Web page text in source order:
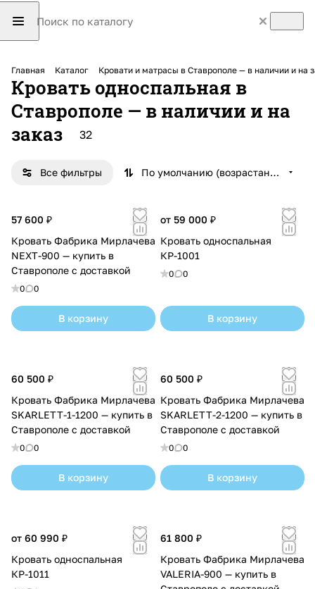
Главная Каталог Кровати и матрасы в Ставрополе — в наличии и на
Кровать односпальная в
Ставрополе — в наличии и на
заказ
32
Все фильтры По умолчанию (возрастание)
57 600 ₽
Кровать Фабрика Мирлачева
NEXT-900 — купить в
Ставрополе с доставкой
0 0
В корзину
от 59 000 ₽
Кровать односпальная
КР-1001
0 0
В корзину
60 500 ₽
Кровать Фабрика Мирлачева
SKARLETT-1-1200 — купить в
Ставрополе с доставкой
0 0
В корзину
60 500 ₽
Кровать Фабрика Мирлачева
SKARLETT-2-1200 — купить в
Ставрополе с доставкой
0 0
В корзину
от 60 990 ₽
Кровать односпальная
КР-1011
61 800 ₽
Кровать Фабрика Мирлачева
VALERIA-900 — купить в